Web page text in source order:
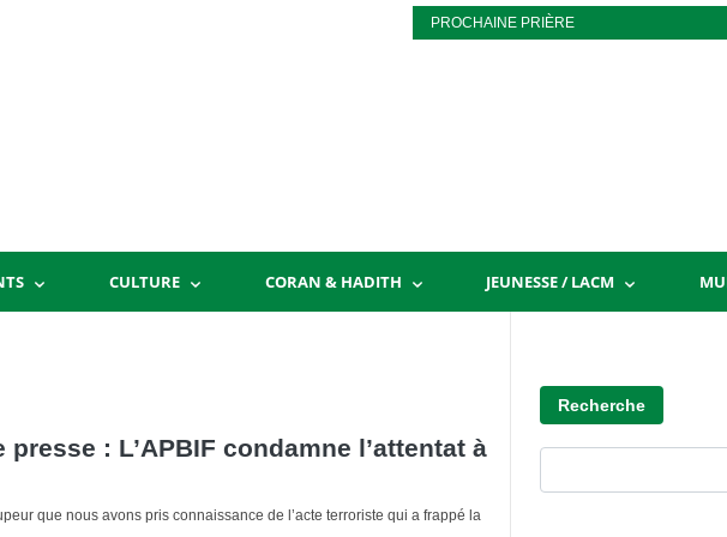
PROCHAINE PRIÈRE
CULTURE CORAN & HADITH JEUNESSE / LACM
: L’APBIF condamne l’attentat à
que nous avons pris connaissance de l’acte terroriste qui a frappé la
Recherche